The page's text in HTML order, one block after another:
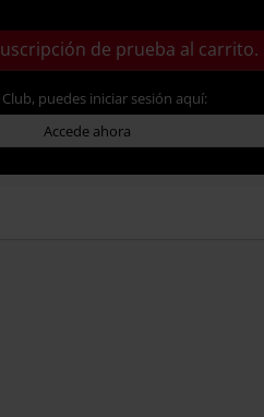
de prueba al carrito.
puedes iniciar sesión aquí:
Accede ahora